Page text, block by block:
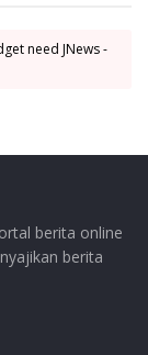
kita bisa
need JNews -
berita online
berita